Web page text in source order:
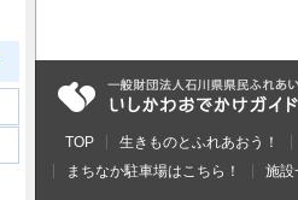
TOP 生きものとふれあおう！
まちなか駐車場はこちら！
施設